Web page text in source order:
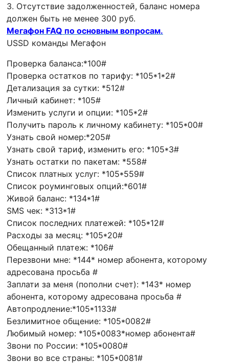
3. Отсутствие задолженностей, баланс номера
должен быть не менее 300 руб.
Мегафон FAQ по основным вопросам.
USSD команды Мегафон
Проверка баланса:*100#
Проверка остатков по тарифу: *105*1*2#
Детализация за сутки: *512#
Личный кабинет: *105#
Изменить услуги и опции: *105*2#
Получить пароль к личному кабинету: *105*00#
Узнать свой номер:*205#
Узнать свой тариф, изменить его: *105*3#
Узнать остатки по пакетам: *558#
Список платных услуг: *105*559#
Список роуминговых опций:*601#
Живой баланс: *134*1#
SMS чек: *313*1#
Список последних платежей: *105*12#
Расходы за месяц: *105*20#
Обещанный платеж: *106#
Перезвони мне: *144* номер абонента, которому
адресована просьба #
Заплати за меня (пополни счет): *143* номер
абонента, которому адресована просьба #
Автопродление:*105*1133#
Безлимитное общение: *105*0082#
Любимый номер: *105*0083*номер абонента#
Звони по России: *105*0080#
Звони во все страны: *105*0081#